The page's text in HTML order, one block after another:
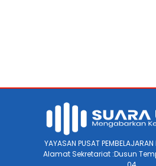
YAYASAN PUSAT
Alamat Sekretariat :Dusun